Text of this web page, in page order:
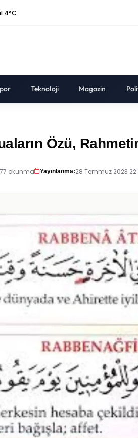
4°C
Teknoloji Magazin
Özü,
okunma Yayınlanma:28 Temmuz 2023